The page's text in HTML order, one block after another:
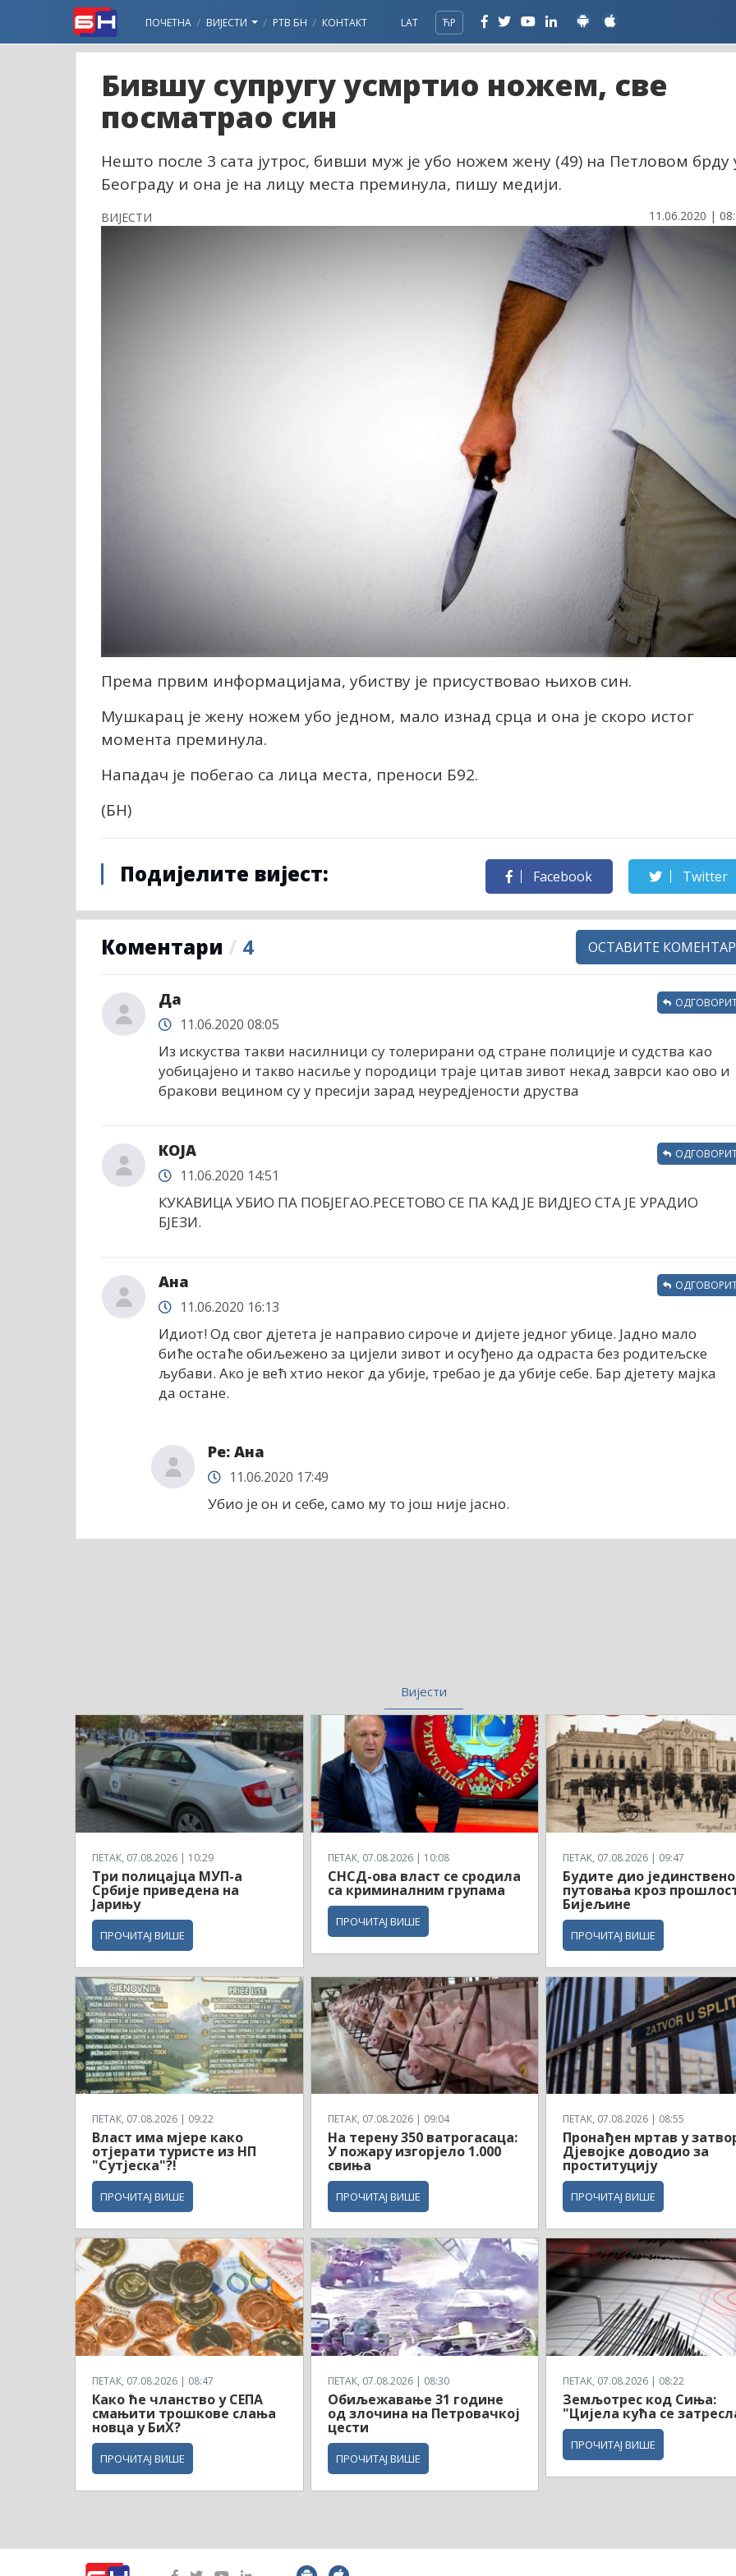
ПОЧЕТНА ВИЈЕСТИ РТВ БН КОНТАКТ LAT ЋР
Бившу супругу усмртио ножем, све
посматрао син
Нешто после 3 сата јутрос, бивши муж је убо ножем жену (49) на Петловом брду
Београду и она је на лицу места преминула, пишу медији.
ВИЈЕСТИ 11.06.2020 |
Према првим информацијама, убиству је присуствовао њихов син.
Мушкарац је жену ножем убо једном, мало изнад срца и она је скоро истог
момента преминула.
Нападач је побегао са лица места, преноси Б92.
(БН)
Подијелите вијест: Facebook Twitter
Коментари / 4 ОСТАВИТЕ КОМЕНТАР
Да
11.06.2020 08:05
Из искуства такви насилници су толерирани од стране полиције и судства као
уобицајено и такво насиље у породици траје цитав зивот некад заврси као ово и
бракови вецином су у пресији зарад неуредјености друства
КОЈА
11.06.2020 14:51
КУКАВИЦА УБИО ПА ПОБЈЕГАО.РЕСЕТОВО СЕ ПА КАД ЈЕ ВИДЈЕО СТА ЈЕ УРАДИО
БЈЕЗИ.
Ана
11.06.2020 16:13
Идиот! Од свог дјетета је направио сироче и дијете једног убице. Јадно мало
биће остаће обиљежено за цијели зивот и осуђено да одраста без родитељске
љубави. Ако је већ хтио неког да убије, требао је да убије себе. Бар дјетету мајка
да остане.
Ре: Ана
11.06.2020 17:49
Убио је он и себе, само му то још није јасно.
Вијести
ПЕТАК, 07.08.2026 | 10:29
Три полицајца МУП-а
Србије приведена на
Јарињу
ПРОЧИТАЈ ВИШЕ
ПЕТАК, 07.08.2026 | 10:08
СНСД-ова власт се сродила
са криминалним групама
ПРОЧИТАЈ ВИШЕ
ПЕТАК, 07.08.2026 | 09:47
Будите дио
путовања кроз
Бијељине
ПРОЧИТАЈ ВИШЕ
ПЕТАК, 07.08.2026 | 09:22
Власт има мјере како
отјерати туристе из НП
"Сутјеска"?!
ПРОЧИТАЈ ВИШЕ
ПЕТАК, 07.08.2026 | 09:04
На терену 350 ватрогасаца:
У пожару изгорјело 1.000
свиња
ПРОЧИТАЈ ВИШЕ
ПЕТАК, 07.08.2026 | 08:55
Пронађен мртав у
Дјевојке доводио за
проституцију
ПРОЧИТАЈ ВИШЕ
ПЕТАК, 07.08.2026 | 08:47
Како ће чланство у СЕПА
смањити трошкове слања
новца у БиХ?
ПРОЧИТАЈ ВИШЕ
ПЕТАК, 07.08.2026 | 08:30
Обиљежавање 31 године
од злочина на Петровачкој
цести
ПРОЧИТАЈ ВИШЕ
ПЕТАК, 07.08.2026 | 08:22
Земљотрес код Сиња:
"Цијела кућа се
ПРОЧИТАЈ ВИШЕ